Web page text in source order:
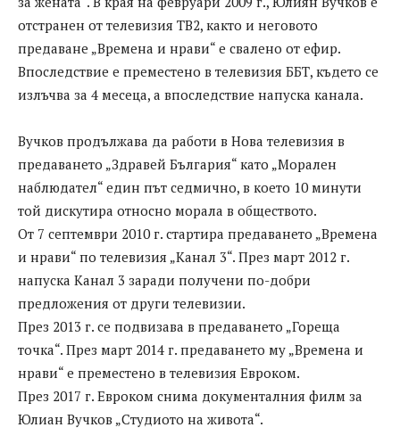
отстранен от телевизия ТВ2, както и неговото
предаване „Времена и нрави“ е свалено от ефир.
Впоследствие е преместено в телевизия ББТ, където се
излъчва за 4 месеца, а впоследствие напуска канала.
Вучков продължава да работи в Нова телевизия в
предаването „Здравей България“ като „Морален
наблюдател“ един път седмично, в което 10 минути
той дискутира относно морала в обществото.
От 7 септември 2010 г. стартира предаването „Времена
и нрави“ по телевизия „Канал 3“. През март 2012 г.
напуска Канал 3 заради получени по-добри
предложения от други телевизии.
През 2013 г. се подвизава в предаването „Гореща
точка“. През март 2014 г. предаването му „Времена и
нрави“ е преместено в телевизия Евроком.
През 2017 г. Евроком снима документалния филм за
Юлиан Вучков „Студиото на живота“.